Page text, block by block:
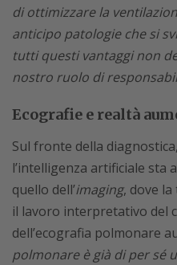
di ottimizzare la
anticipo patologie che si
tutti questi vantaggi non
nostro ruolo di
Ecografie e realtà
Sul fronte della
l’intelligenza artificiale sta
quello dell’imaging, dove
il lavoro interpretativo del
dell’ecografia polmonare
polmonare è già di per sé